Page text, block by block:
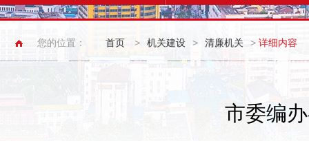
您的位置： 首页 > 机关建设 > 清廉机关 > 详细内容
市委编